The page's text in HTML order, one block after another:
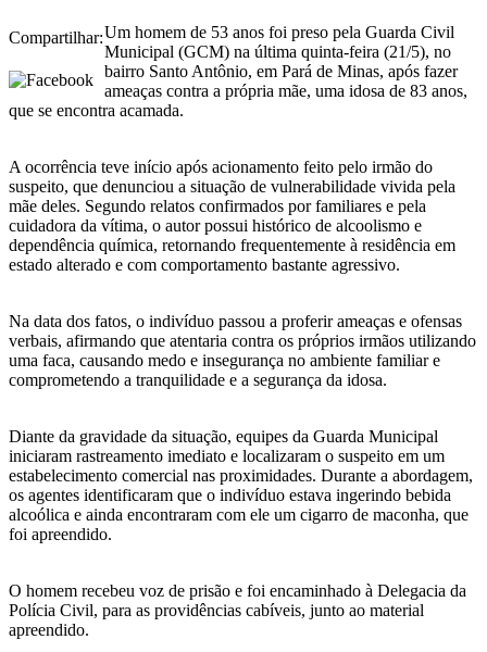
Compartilhar:Um homem de 53 anos foi preso pela Guarda Civil
Municipal (GCM) na última quinta-feira (21/5), no
bairro Santo Antônio, em Pará de Minas, após fazer
ameaças contra a própria mãe, uma idosa de 83 anos,
que se encontra acamada.
A ocorrência teve início após acionamento feito pelo irmão do
suspeito, que denunciou a situação de vulnerabilidade vivida pela
mãe deles. Segundo relatos confirmados por familiares e pela
cuidadora da vítima, o autor possui histórico de alcoolismo e
dependência química, retornando frequentemente à residência em
estado alterado e com comportamento bastante agressivo.
Na data dos fatos, o indivíduo passou a proferir ameaças e ofensas
verbais, afirmando que atentaria contra os próprios irmãos utilizando
uma faca, causando medo e insegurança no ambiente familiar e
comprometendo a tranquilidade e a segurança da idosa.
Diante da gravidade da situação, equipes da Guarda Municipal
iniciaram rastreamento imediato e localizaram o suspeito em um
estabelecimento comercial nas proximidades. Durante a abordagem,
os agentes identificaram que o indivíduo estava ingerindo bebida
alcoólica e ainda encontraram com ele um cigarro de maconha, que
foi apreendido.
O homem recebeu voz de prisão e foi encaminhado à Delegacia da
Polícia Civil, para as providências cabíveis, junto ao material
apreendido.